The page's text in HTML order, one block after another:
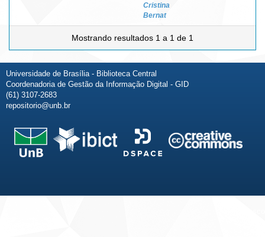
Cristina
Bernat
Mostrando resultados 1 a 1 de 1
Universidade de Brasília - Biblioteca Central
Coordenadoria de Gestão da Informação Digital - GID
(61) 3107-2683
repositorio@unb.br